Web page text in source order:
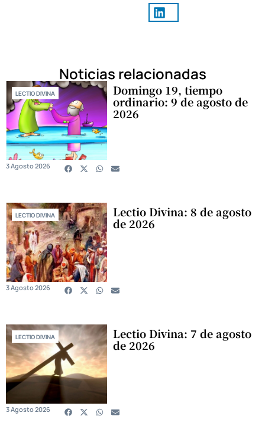
Noticias relacionadas
LECTIO DIVINA Domingo 19, tiempo
ordinario: 9 de agosto de
2026
3 Agosto 2026
LECTIO DIVINA Lectio Divina: 8 de agosto
de 2026
3 Agosto 2026
LECTIO DIVINA Lectio Divina: 7 de agosto
de 2026
3 Agosto 2026